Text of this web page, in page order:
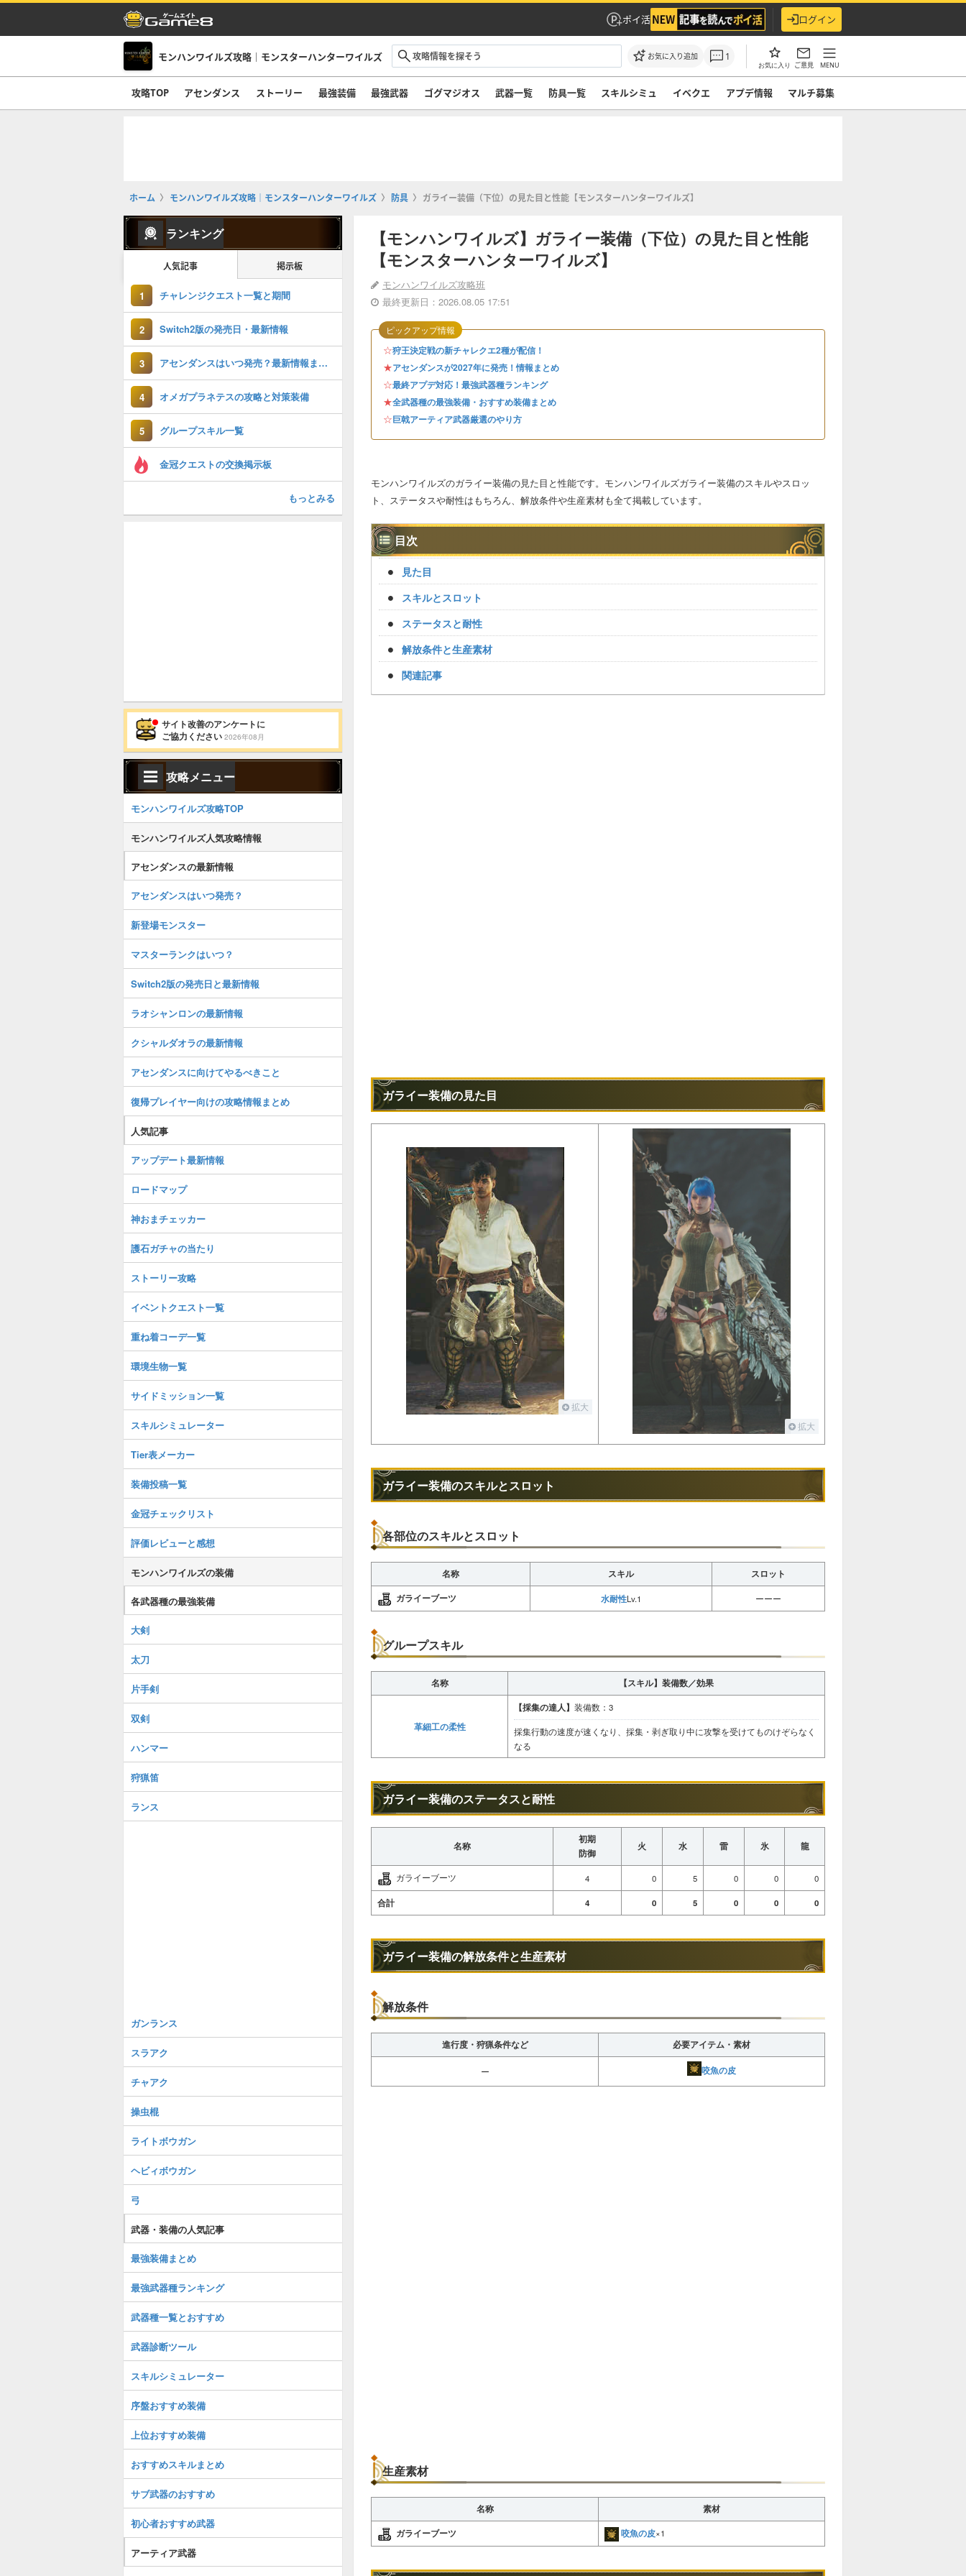
ポイ活 ログイン
モンハンワイルズ攻略｜モンスターハンターワイルズ お気に入り追加 1
お気に入り ご意見 MENU
攻略TOP アセンダンス ストーリー 最強装備 最強武器 ゴグマジオス 武器一覧 防具一覧 スキルシミュ イベクエ アプデ情報 マルチ募集
ホーム モンハンワイルズ攻略｜モンスターハンターワイルズ 防具 ガライー装備（下位）の見た目と性能【モンスターハンターワイルズ】
【モンハンワイルズ】ガライー装備（下位）の見た目と性能
【モンスターハンターワイルズ】
モンハンワイルズ攻略班
最終更新日：2026.08.05 17:51
☆狩王決定戦の新チャレクエ2種が配信！
★アセンダンスが2027年に発売！情報まとめ
☆最終アプデ対応！最強武器種ランキング
★全武器種の最強装備・おすすめ装備まとめ
☆巨戟アーティア武器厳選のやり方
ピックアップ情報
モンハンワイルズのガライー装備の見た目と性能です。モンハンワイルズガライー装備のスキルやスロッ
ト、ステータスや耐性はもちろん、解放条件や生産素材も全て掲載しています。
目次
見た目
スキルとスロット
ステータスと耐性
解放条件と生産素材
関連記事
ガライー装備の見た目
拡大
拡大
ガライー装備のスキルとスロット
各部位のスキルとスロット
名称 スキル
スロット
ガライーブーツ
水耐性Lv.1 ーーー
グループスキル
名称 【スキル】装備数／効果
革細工の柔性
【採集の達人】 装備数：3
採集行動の速度が速くなり、採集・剥ぎ取り中に攻撃を受けてものけぞらなく
なる
ガライー装備のステータスと耐性
名称
初期
防御
火 水 雷 氷 龍
ガライーブーツ 4 0 5 0 0 0
合計 4 0 5 0 0 0
ガライー装備の解放条件と生産素材
解放条件
進行度・狩猟条件など 必要アイテム・素材
ー 咬魚の皮
生産素材
名称
素材
ガライーブーツ
咬魚の皮×1
ランキング
人気記事 掲示板
1 チャレンジクエスト一覧と期間
2 Switch2版の発売日・最新情報
3 アセンダンスはいつ発売？最新情報まとめ
4 オメガプラネテスの攻略と対策装備
5 グループスキル一覧
金冠クエストの交換掲示板
もっとみる
サイト改善のアンケートに
ご協力ください 2026年08月
攻略メニュー
モンハンワイルズ攻略TOP
モンハンワイルズ人気攻略情報
アセンダンスの最新情報
アセンダンスはいつ発売？
新登場モンスター
マスターランクはいつ？
Switch2版の発売日と最新情報
ラオシャンロンの最新情報
クシャルダオラの最新情報
アセンダンスに向けてやるべきこと
復帰プレイヤー向けの攻略情報まとめ
人気記事
アップデート最新情報
ロードマップ
神おまチェッカー
護石ガチャの当たり
ストーリー攻略
イベントクエスト一覧
重ね着コーデ一覧
環境生物一覧
サイドミッション一覧
スキルシミュレーター
Tier表メーカー
装備投稿一覧
金冠チェックリスト
評価レビューと感想
モンハンワイルズの装備
各武器種の最強装備
大剣
太刀
片手剣
双剣
ハンマー
狩猟笛
ランス
ガンランス
スラアク
チャアク
操虫棍
ライトボウガン
ヘビィボウガン
弓
武器・装備の人気記事
最強装備まとめ
最強武器種ランキング
武器種一覧とおすすめ
武器診断ツール
スキルシミュレーター
序盤おすすめ装備
上位おすすめ装備
おすすめスキルまとめ
サブ武器のおすすめ
初心者おすすめ武器
アーティア武器